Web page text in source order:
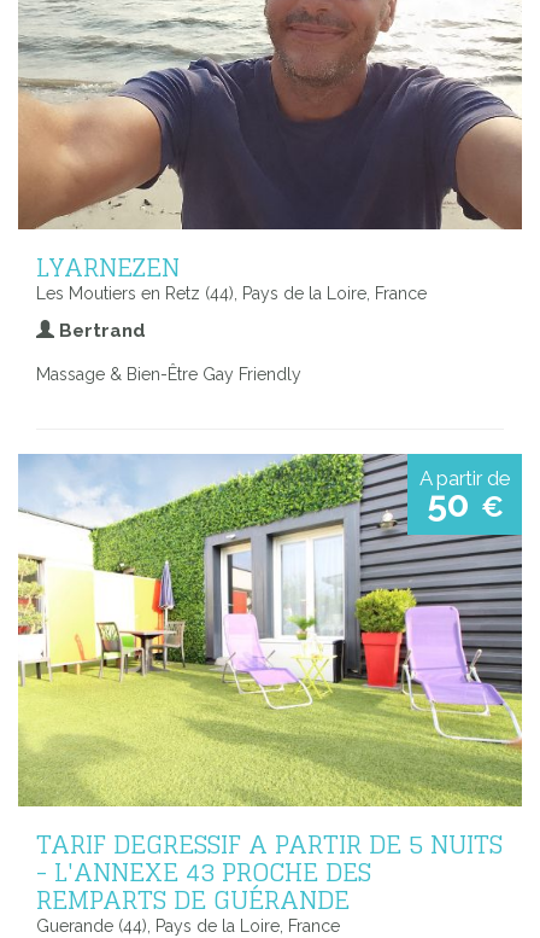
LYARNEZEN
Les Moutiers en Retz (44), Pays de la Loire, France
Bertrand
Massage & Bien-Être Gay Friendly
A partir de
50 €
TARIF DEGRESSIF A PARTIR DE 5 NUITS
- L'ANNEXE 43 PROCHE DES
REMPARTS DE GUÉRANDE
Guerande (44), Pays de la Loire, France